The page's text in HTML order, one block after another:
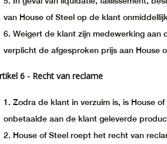
van House of Steel op de klant
Weigert de klant zijn medewerking aan
verplicht de afgesproken prijs aan House
6 - Recht van reclame
Zodra de klant in verzuim is, is House
onbetaalde aan de klant geleverde
House of Steel roept het recht van